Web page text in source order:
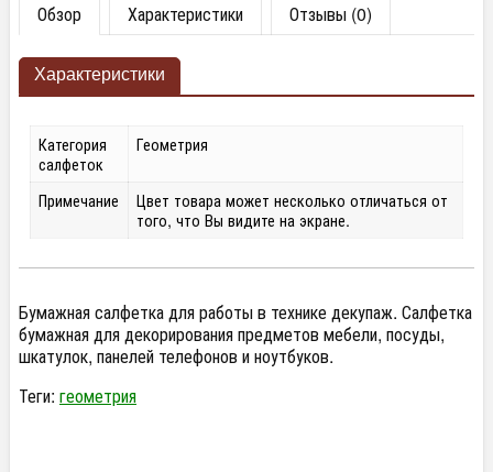
Обзор Характеристики Отзывы (0)
Характеристики
Категория
салфеток
Геометрия
Примечание
Цвет товара может несколько отличаться от
того, что Вы видите на экране.
Бумажная салфетка для работы в технике декупаж. Салфетка
бумажная для декорирования предметов мебели, посуды,
шкатулок, панелей телефонов и ноутбуков.
Теги: геометрия